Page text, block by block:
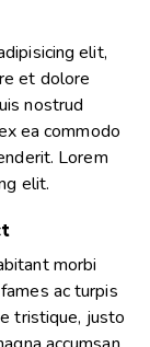
elit,
et dolore
nostrud
ea commodo
Lorem
elit.
morbi
ac turpis
tristique, justo